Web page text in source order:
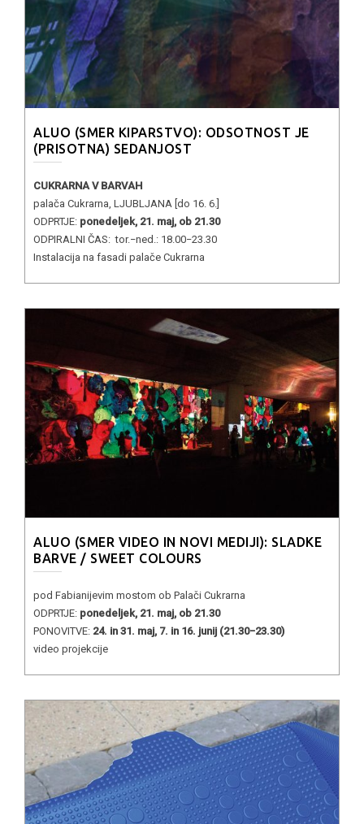
ALUO (SMER KIPARSTVO): ODSOTNOST JE
(PRISOTNA) SEDANJOST
CUKRARNA V BARVAH
palača Cukrarna, LJUBLJANA [do 16. 6.]
ODPRTJE: ponedeljek, 21. maj, ob 21.30
ODPIRALNI ČAS: tor.−ned.: 18.00−23.30
Instalacija na fasadi palače Cukrarna
ALUO (SMER VIDEO IN NOVI MEDIJI): SLADKE
BARVE / SWEET COLOURS
pod Fabianijevim mostom ob Palači Cukrarna
ODPRTJE: ponedeljek, 21. maj, ob 21.30
PONOVITVE: 24. in 31. maj, 7. in 16. junij (21.30−23.30)
video projekcije